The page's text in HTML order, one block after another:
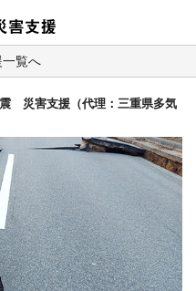
覧へ
震 災害支援（代理：三重県多気